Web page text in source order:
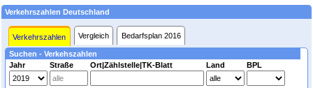
Verkehrszahlen Deutschland
Verkehrszahlen Vergleich Bedarfsplan 2016
Suchen - Verkehszahlen
Jahr
Straße Ort|Zählstelle|TK-Blatt Land BPL